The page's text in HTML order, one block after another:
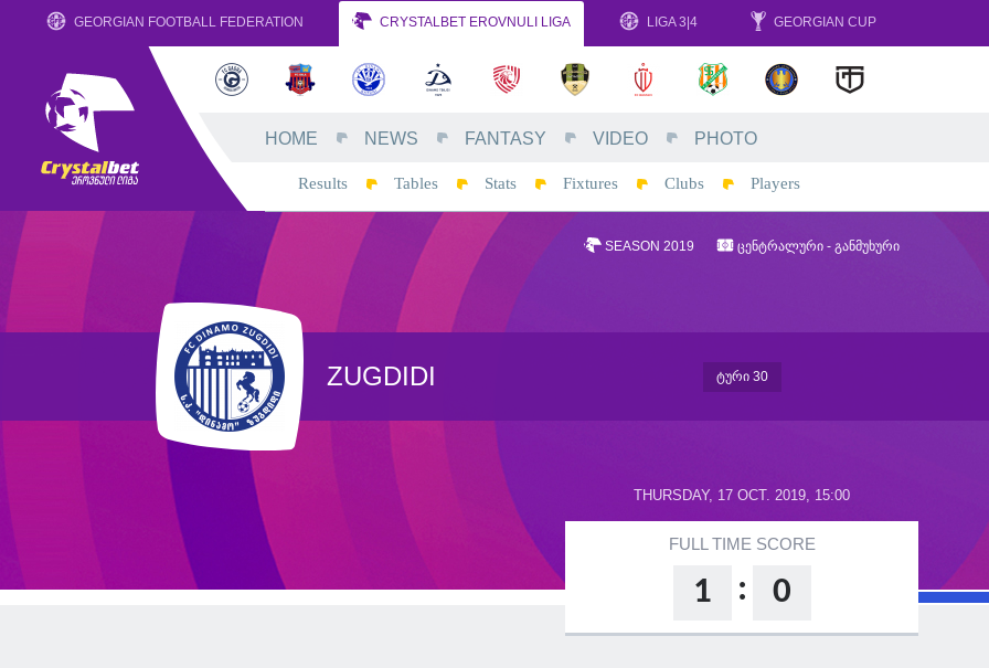
GEORGIAN FOOTBALL FEDERATION CRYSTALBET EROVNULI LIGA LIGA 3|4 GEORGIAN CUP
HOME NEWS FANTASY VIDEO PHOTO
Results Tables Stats Fixtures Clubs Players
SEASON 2019 ᲪᲔᲜᲢᲠᲐᲚᲣᲠᲘ - ᲒᲐᲜᲛᲣᲮᲣᲠᲘ
ZUGDIDI ᲢᲣᲠᲘ 30
THURSDAY, 17 OCT. 2019, 15:00
FULL TIME SCORE
1 : 0